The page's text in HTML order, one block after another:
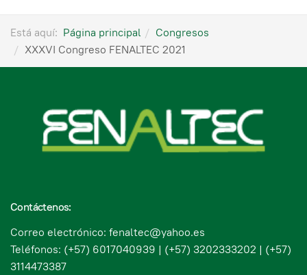
Está aquí: Página principal
Congresos
XXXVI Congreso FENALTEC 2021
Contáctenos:
Correo electrónico: fenaltec@yahoo.es
Teléfonos: (+57) 6017040939 | (+57) 3202333202 | (+57)
3114473387